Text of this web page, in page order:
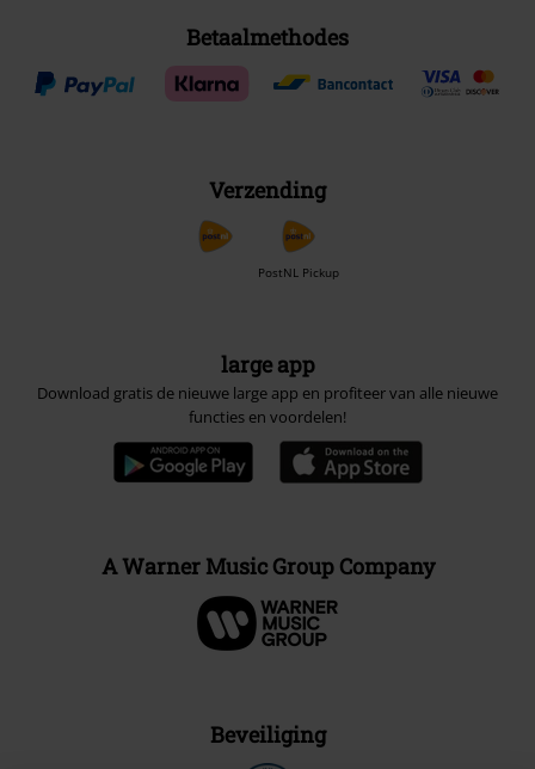
Betaalmethodes
Verzending
PostNL Pickup
large app
Download gratis de nieuwe large app en profiteer van alle nieuwe
functies en voordelen!
A Warner Music Group Company
Beveiliging